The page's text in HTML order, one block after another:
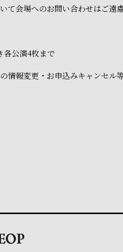
て会場へのお問い合わせはご遠
各公演4枚まで
情報変更・お申込みキャンセル